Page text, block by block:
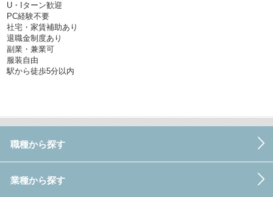
U・Iターン歓迎
PC経験不要
社宅・家賃補助あり
退職金制度あり
副業・兼業可
服装自由
駅から徒歩5分以内
職種から探す
業種から探す